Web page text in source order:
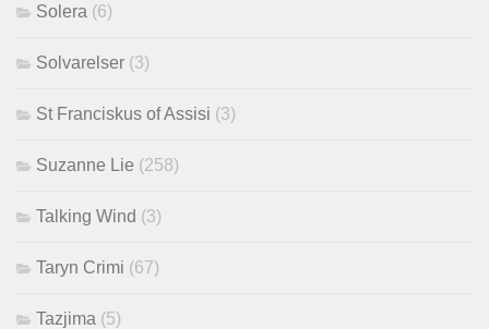
Solera (6)
Solvarelser (3)
St Franciskus of Assisi (3)
Suzanne Lie (258)
Talking Wind (3)
Taryn Crimi (67)
Tazjima (5)